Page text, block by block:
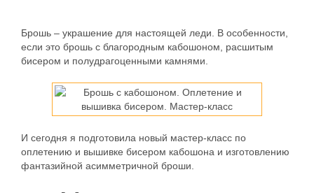
Брошь – украшение для настоящей леди. В особенности,
если это брошь с благородным кабошоном, расшитым
бисером и полудрагоценными камнями.
И сегодня я подготовила новый мастер-класс по
оплетению и вышивке бисером кабошона и изготовлению
фантазийной асимметричной броши.